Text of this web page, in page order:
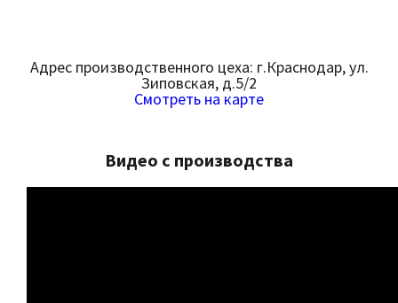
Адрес производственного цеха: г.Краснодар, ул.
Зиповская, д.5/2
Смотреть на карте
Видео с производства